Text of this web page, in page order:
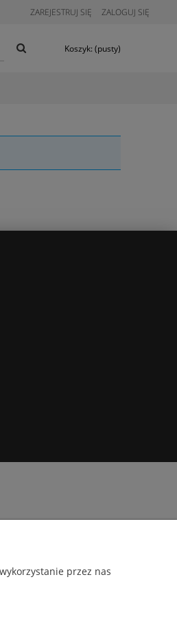
ZAREJESTRUJ SIĘ ZALOGUJ SIĘ
Koszyk: (pusty)
przez nas